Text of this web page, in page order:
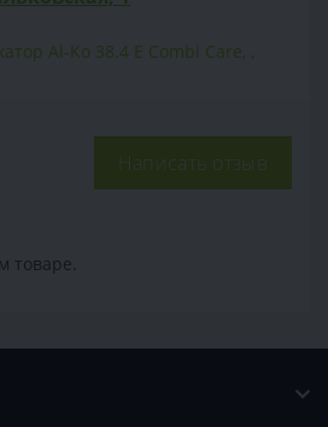
Al-Ko 38.4 E Combi Care, ,
Написать отзыв
товаре.